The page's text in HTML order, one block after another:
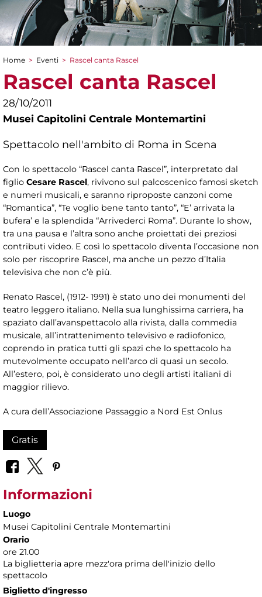
Tu sei qui
Home > Eventi > Rascel canta Rascel
Rascel canta Rascel
28/10/2011
Musei Capitolini Centrale Montemartini
Spettacolo nell'ambito di Roma in Scena
Con lo spettacolo “Rascel canta Rascel”, interpretato dal
figlio Cesare Rascel, rivivono sul palcoscenico famosi sketch
e numeri musicali, e saranno riproposte canzoni come
“Romantica”, “Te voglio bene tanto tanto”, “E’ arrivata la
bufera’ e la splendida “Arrivederci Roma”. Durante lo show,
tra una pausa e l’altra sono anche proiettati dei preziosi
contributi video. E così lo spettacolo diventa l’occasione non
solo per riscoprire Rascel, ma anche un pezzo d’Italia
televisiva che non c’è più.
Renato Rascel, (1912- 1991) è stato uno dei monumenti del
teatro leggero italiano. Nella sua lunghissima carriera, ha
spaziato dall’avanspettacolo alla rivista, dalla commedia
musicale, all’intrattenimento televisivo e radiofonico,
coprendo in pratica tutti gli spazi che lo spettacolo ha
mutevolmente occupato nell’arco di quasi un secolo.
All’estero, poi, è considerato uno degli artisti italiani di
maggior rilievo.
A cura dell’Associazione Passaggio a Nord Est Onlus
Gratis
Informazioni
Luogo
Musei Capitolini Centrale Montemartini
Orario
ore 21.00
La biglietteria apre mezz'ora prima dell'inizio dello
spettacolo
Biglietto d'ingresso